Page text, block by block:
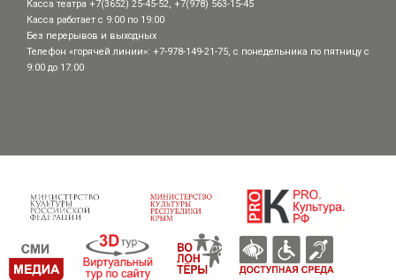
Касса театра +7(3652) 25-45-52, +7(978) 563-15-45
Касса работает с 9:00 по 19:00
Без перерывов и выходных
Телефон «горячей линии»: +7-978-149-21-75, с понедельника по пятницу с
9:00 до 17:00